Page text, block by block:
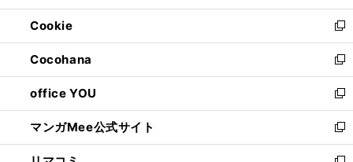
開
く
ウ
で
開
く
ン
ド
ウ
で
開
く
ウ
ィ
ン
ド
ウ
で
開
く
Cookie
新
し
い
ウ
ィ
ン
ド
ウ
Cocohana
新
し
い
ウ
ィ
ン
office YOU
新
し
い
ウ
マンガMee公式サイト
新
し